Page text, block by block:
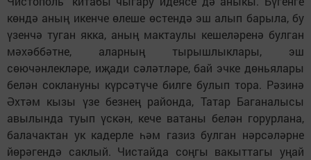
көндә аның икенче өлеше өстендә эш алып барыла, бу
үзенчә туган якка, аның мактаулы кешеләренә булган
мәхәббәтне, аларның тырышлыклары, эш
сөючәнлекләре, иҗади сәләтләре, бай эчке дөньялары
белән соклануны күрсәтүче билге булып тора. Рәзинә
Әхтәм кызы үзе безнең районда, Татар Баганалысы
авылында туып үскән, кече ватаны белән горурлана,
балачактан ук кадерле һәм газиз булган нәрсәләрне
йөрәгендә саклый. Чистайда соңгы вакыттагы уңай